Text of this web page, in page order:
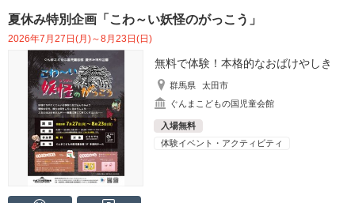
夏休み特別企画「こわ～い妖怪のがっこう」
2026年7月27日(月)～8月23日(日)
無料で体験！本格的なおばけやしき
群馬県
太田市
ぐんまこどもの国児童会館
入場無料
体験イベント・アクティビティ